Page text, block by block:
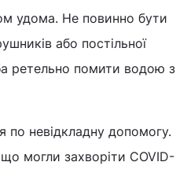
удома. Не повинно бути
або постільної
ретельно помити водою з
по невідкладну допомогу.
могли захворіти COVID-